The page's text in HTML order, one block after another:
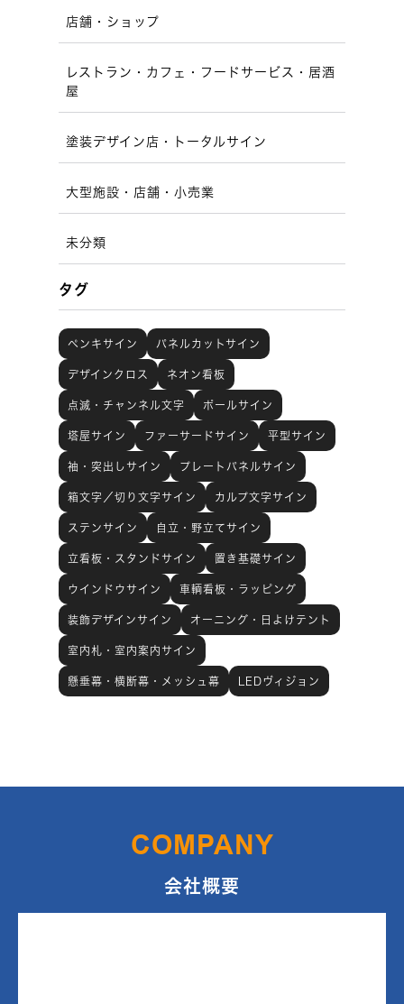
店舗・ショップ
レストラン・カフェ・フードサービス・居酒
屋
塗装デザイン店・トータルサイン
大型施設・店舗・小売業
未分類
タグ
ペンキサイン パネルカットサイン
デザインクロス ネオン看板
点滅・チャンネル文字 ポールサイン
塔屋サイン ファーサードサイン 平型サイン
袖・突出しサイン プレートパネルサイン
箱文字／切り文字サイン カルプ文字サイン
ステンサイン 自立・野立てサイン
立看板・スタンドサイン 置き基礎サイン
ウインドウサイン 車輌看板・ラッピング
装飾デザインサイン オーニング・日よけテント
室内札・室内案内サイン
懸垂幕・横断幕・メッシュ幕 LEDヴィジョン
COMPANY
会社概要